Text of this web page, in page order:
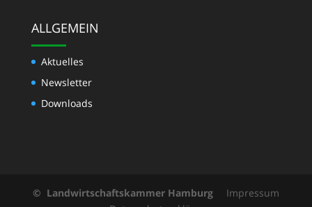
ALLGEMEIN
Aktuelles
Newsletter
Downloads
© Landwirtschaftskammer Hamburg
Impressum